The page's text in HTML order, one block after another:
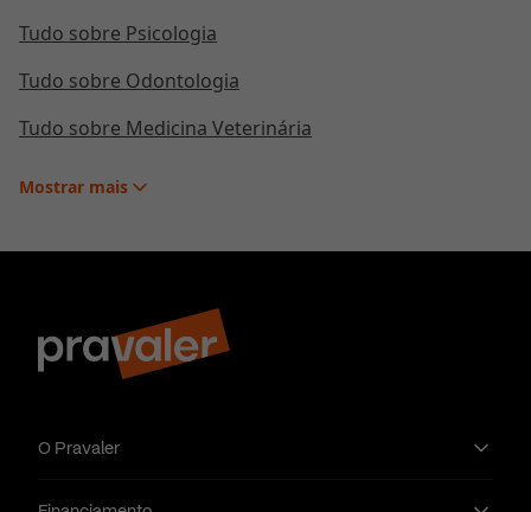
Tudo sobre Psicologia
Tudo sobre Odontologia
Tudo sobre Medicina Veterinária
Mostrar mais
O Pravaler